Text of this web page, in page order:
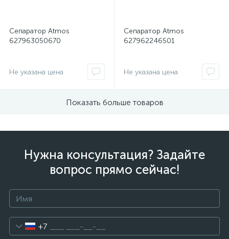
Сепаратор Atmos
627963050670
Не указана цена
Сепаратор Atmos
627962246501
Не указана цена
Показать больше товаров
Нужна консультация? Задайте
вопрос прямо сейчас!
+7